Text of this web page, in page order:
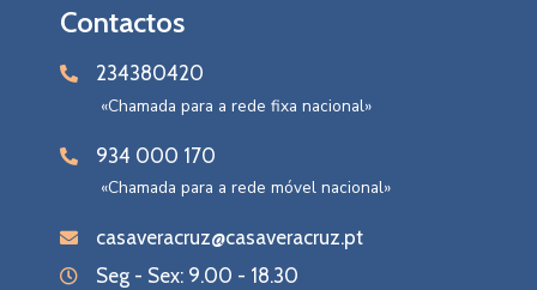
Contactos
234380420
«Chamada para a rede fixa nacional»
934 000 170
«Chamada para a rede móvel nacional»
casaveracruz@casaveracruz.pt
Seg - Sex: 9.00 - 18.30